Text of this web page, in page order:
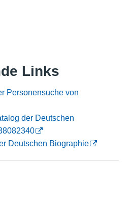
Links
Personensuche von
der Deutschen
Deutschen Biographie